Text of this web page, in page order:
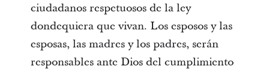
ciudadanos respetuosos de la ley
dondequiera que vivan. Los esposos y las
esposas, las madres y los padres, serán
responsables ante Dios del cumplimiento